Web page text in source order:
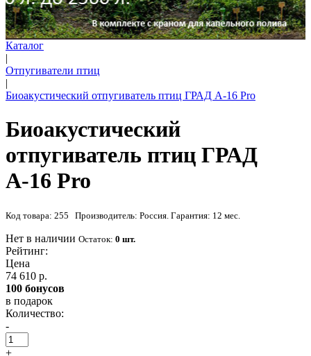
Каталог
|
Отпугиватели птиц
|
Биоакустический отпугиватель птиц ГРАД А-16 Pro
Биоакустический
отпугиватель птиц ГРАД
А-16 Pro
Код товара: 255 Производитель: Россия. Гарантия: 12 мес.
Нет в наличии Остаток: 0 шт.
Рейтинг:
Цена
74 610 р.
100 бонусов
в подарок
Количество:
-
+